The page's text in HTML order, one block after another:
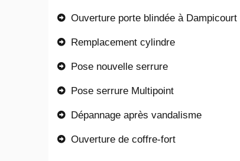
Ouverture porte blindée à Dampicourt
Remplacement cylindre
Pose nouvelle serrure
Pose serrure Multipoint
Dépannage après vandalisme
Ouverture de coffre-fort